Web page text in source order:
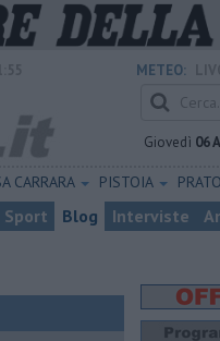
METEO:
Giovedì 06
CARRARA PISTOIA PRATO
Sport Blog Interviste